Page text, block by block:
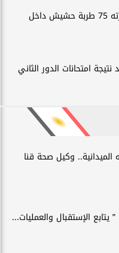
ضبط عاطل بحوزته 75 طربة حشيش داخل
امتحانات الدور الثاني
وكيل صحة قنا
الإستقبال والعمليات...